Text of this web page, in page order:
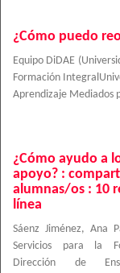
¿Cómo puedo
Equipo DiDAE (
Formación
Aprendizaje Mediados
¿Cómo ayudo a
apoyo? :
alumnas/os : 10
línea
Sáenz Jiménez, Ana
Servicios para la
Dirección de